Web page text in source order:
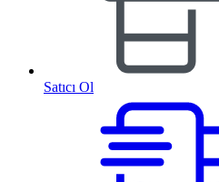
Satıcı Ol